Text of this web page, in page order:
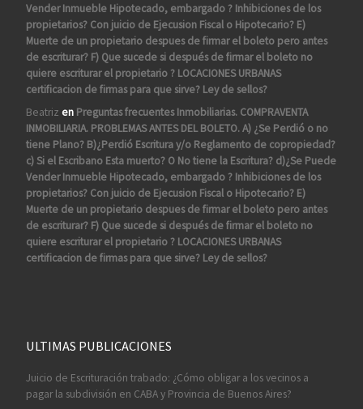
Vender Inmueble Hipotecado, embargado ? Inhibiciones de los
propietarios? Con juicio de Ejecusion Fiscal o Hipotecario? E)
Muerte de un propietario despues de firmar el boleto pero antes
de escriturar? F) Que sucede si después de firmar el boleto no
quiere escriturar el propietario ? LOCACIONES URBANAS
certificacion de firmas para que sirve? Ley de sellos?
Beatriz en Preguntas frecuentes Inmobiliarias. COMPRAVENTA
INMOBILIARIA. PROBLEMAS ANTES DEL BOLETO. A) ¿Se Perdió o no
tiene Plano? B)¿Perdió Escritura y/o Reglamento de copropiedad?
c) Si el Escribano Esta muerto? O No tiene la Escritura? d)¿Se Puede
Vender Inmueble Hipotecado, embargado ? Inhibiciones de los
propietarios? Con juicio de Ejecusion Fiscal o Hipotecario? E)
Muerte de un propietario despues de firmar el boleto pero antes
de escriturar? F) Que sucede si después de firmar el boleto no
quiere escriturar el propietario ? LOCACIONES URBANAS
certificacion de firmas para que sirve? Ley de sellos?
ULTIMAS PUBLICACIONES
Juicio de Escrituración trabado: ¿Cómo obligar a los vecinos a
pagar la subdivisión en CABA y Provincia de Buenos Aires?